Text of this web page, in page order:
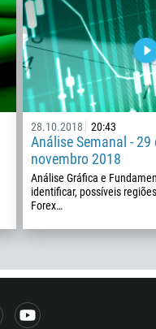
28.10.2018 20:43
Análise Semanal -
novembro 2018
Análise Gráfica e
identificar, possíveis
Forex…